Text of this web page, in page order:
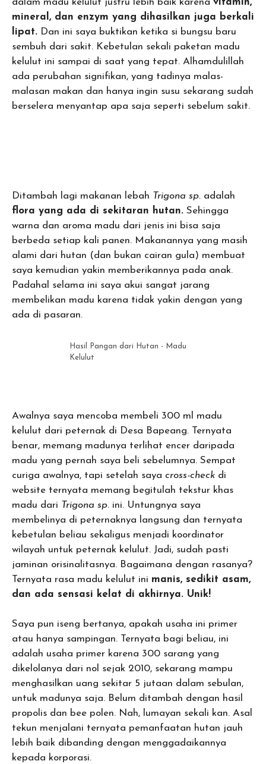
mineral, dan enzym yang dihasilkan juga berkali
lipat. Dan ini saya buktikan ketika si bungsu baru
sembuh dari sakit. Kebetulan sekali paketan madu
kelulut ini sampai di saat yang tepat. Alhamdulillah
ada perubahan signifikan, yang tadinya malas-
malasan makan dan hanya ingin susu sekarang sudah
berselera menyantap apa saja seperti sebelum sakit.
Ditambah lagi makanan lebah Trigona sp. adalah
flora yang ada di sekitaran hutan. Sehingga
warna dan aroma madu dari jenis ini bisa saja
berbeda setiap kali panen. Makanannya yang masih
alami dari hutan (dan bukan cairan gula) membuat
saya kemudian yakin memberikannya pada anak.
Padahal selama ini saya akui sangat jarang
membelikan madu karena tidak yakin dengan yang
ada di pasaran.
Hasil Pangan dari Hutan - Madu
Kelulut
Awalnya saya mencoba membeli 300 ml madu
kelulut dari peternak di Desa Bapeang. Ternyata
benar, memang madunya terlihat encer daripada
madu yang pernah saya beli sebelumnya. Sempat
curiga awalnya, tapi setelah saya cross-check di
website ternyata memang begitulah tekstur khas
madu dari Trigona sp. ini. Untungnya saya
membelinya di peternaknya langsung dan ternyata
kebetulan beliau sekaligus menjadi koordinator
wilayah untuk peternak kelulut. Jadi, sudah pasti
jaminan orisinalitasnya. Bagaimana dengan rasanya?
Ternyata rasa madu kelulut ini manis, sedikit asam,
dan ada sensasi kelat di akhirnya. Unik!
Saya pun iseng bertanya, apakah usaha ini primer
atau hanya sampingan. Ternyata bagi beliau, ini
adalah usaha primer karena 300 sarang yang
dikelolanya dari nol sejak 2010, sekarang mampu
menghasilkan uang sekitar 5 jutaan dalam sebulan,
untuk madunya saja. Belum ditambah dengan hasil
propolis dan bee polen. Nah, lumayan sekali kan. Asal
tekun menjalani ternyata pemanfaatan hutan jauh
lebih baik dibanding dengan menggadaikannya
kepada korporasi.